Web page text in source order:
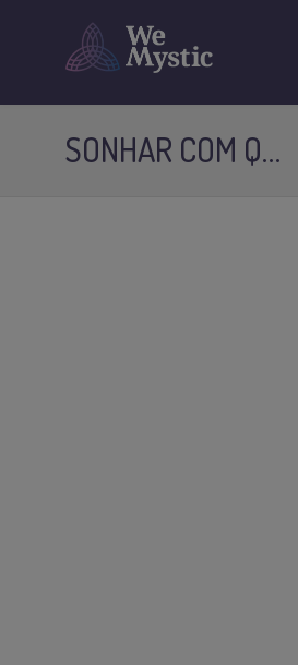
SONHAR COM Q…